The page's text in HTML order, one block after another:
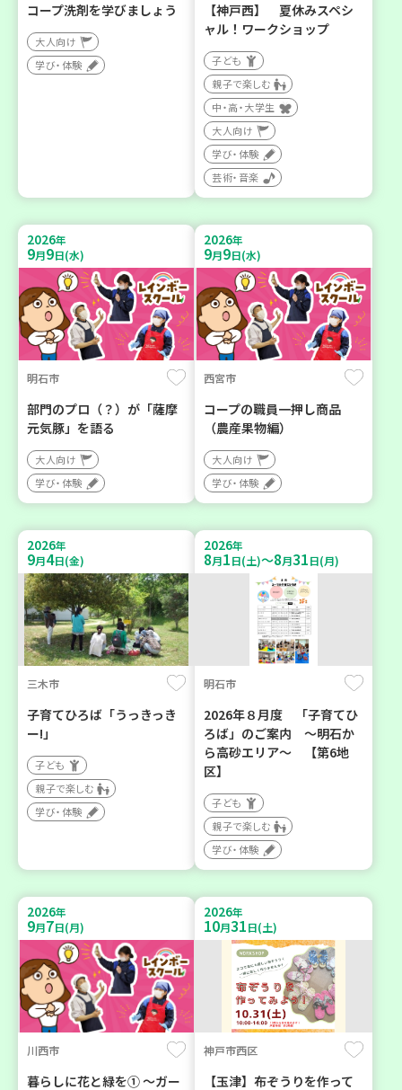
コープ洗剤を学びましょう
大人向け
学び・体験
【神戸西】 夏休みスペシ
ャル！ワークショップ
子ども
親子で楽しむ
中・高・大学生
大人向け
学び・体験
芸術・音楽
2026年
9月9日(水)
明石市
部門のプロ（？）が「薩摩
元気豚」を語る
大人向け
学び・体験
2026年
9月9日(水)
西宮市
コープの職員一押し商品
（農産果物編）
大人向け
学び・体験
2026年
9月4日(金)
三木市
子育てひろば「うっきっき
ー!」
子ども
親子で楽しむ
学び・体験
2026年
8月1日(土)～8月31日(月)
明石市
2026年８月度 「子育てひ
ろば」のご案内 ～明石か
ら高砂エリア～ 【第6地
区】
子ども
親子で楽しむ
学び・体験
2026年
9月7日(月)
川西市
暮らしに花と緑を① ～ガー
2026年
10月31日(土)
神戸市西区
【玉津】布ぞうりを作って